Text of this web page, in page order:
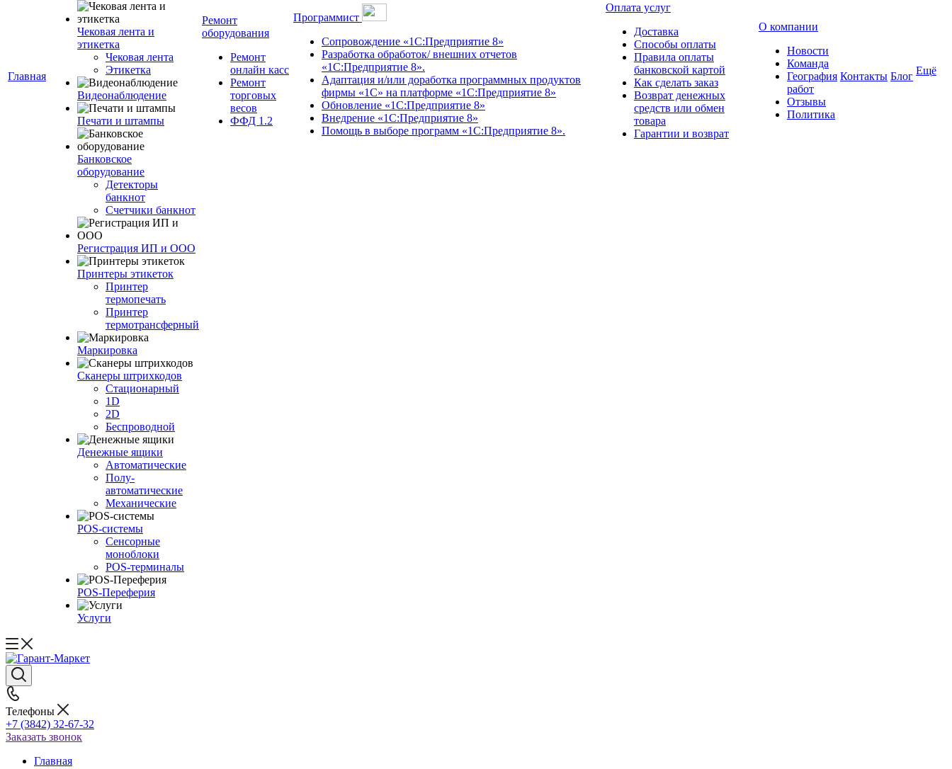
Главная
Чековая лента и
этикетка
Чековая лента
Этикетка
Видеонаблюдение
Печати и штампы
Банковское
оборудование
Детекторы
банкнот
Счетчики банкнот
Регистрация ИП и ООО
Принтеры этикеток
Принтер
термопечать
Принтер
термотрансферный
Маркировка
Сканеры штрихкодов
Стационарный
1D
2D
Беспроводной
Денежные ящики
Автоматические
Полу-
автоматические
Механические
POS-системы
Сенсорные
моноблоки
POS-терминалы
POS-Переферия
Услуги
Ремонт
оборудования
Ремонт
онлайн касс
Ремонт
торговых
весов
ФФД 1.2
Программист
Сопровождение «1С:Предприятие 8»
Разработка обработок/ внешних отчетов
«1С:Предприятие 8».
Адаптация и/или доработка программных продуктов
фирмы «1С» на платформе «1С:Предприятие 8»
Обновление «1С:Предприятие 8»
Внедрение «1С:Предприятие 8»
Помощь в выборе программ «1С:Предприятие 8».
Оплата услуг
Доставка
Способы оплаты
Правила оплаты
банковской картой
Как сделать заказ
Возврат денежных
средств или обмен
товара
Гарантии и возврат
О компании
Новости
Команда
География
работ
Отзывы
Политика
Контакты Блог Ещё
Телефоны
+7 (3842) 32-67-32
Заказать звонок
Главная